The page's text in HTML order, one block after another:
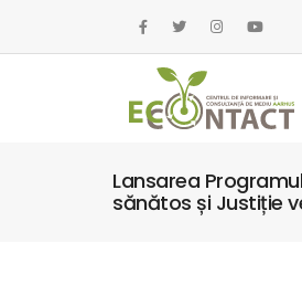
Lansarea
sănătos și Justiție